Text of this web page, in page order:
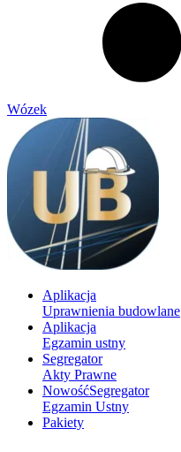
Wózek
Aplikacja
Uprawnienia budowlane
Aplikacja
Egzamin ustny
Segregator
Akty Prawne
NowośćSegregator
Egzamin Ustny
Pakiety